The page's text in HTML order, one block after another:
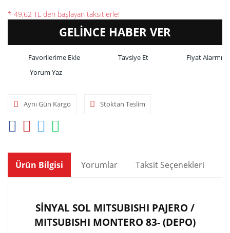
* 49,62 TL den başlayan taksitlerle!
GELİNCE HABER VER
Tavsiye Et
Fiyat Alarmı
Yorum Yaz
Aynı Gün Kargo Stoktan Teslim
Ürün Bilgisi Yorumlar Taksit Seçenekleri
SİNYAL SOL MITSUBISHI PAJERO /
MITSUBISHI MONTERO 83- (DEPO)